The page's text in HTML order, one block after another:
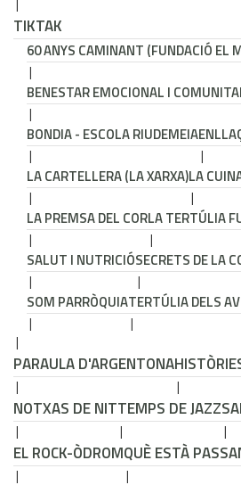
TIKTAK
60 ANYS CAMINANT (FUNDACIÓ EL
BENESTAR EMOCIONAL I
BONDIA - ESCOLA RIUDEMEIA
LA CARTELLERA (LA XARXA)LA
LA PREMSA DEL CORLA TERTÚLIA
SALUT I NUTRICIÓSECRETS DE LA
SOM PARRÒQUIATERTÚLIA DELS
PARAULA D'ARGENTONA
NOTXAS DE NITTEMPS DE JAZZ
EL ROCK-ÒDROMQUÈ ESTÀ